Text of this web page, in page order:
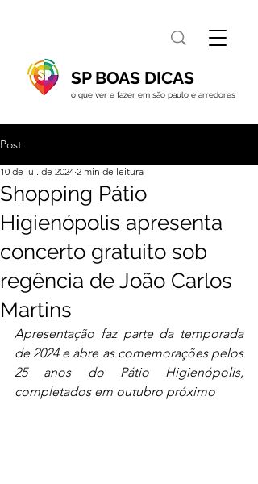
SP BOAS DICAS
o que ver e fazer em são paulo e arredores
Post
Shopping Pátio
Higienópolis apresenta
concerto gratuito sob
regência de João Carlos
Martins
10 de jul. de 2024 2 min de leitura
Apresentação faz parte da temporada
de 2024 e abre as comemorações pelos
25 anos do Pátio Higienópolis,
completados em outubro próximo